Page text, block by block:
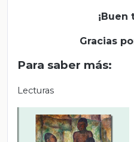
¡Buen
Gracias
Para saber más:
Lecturas